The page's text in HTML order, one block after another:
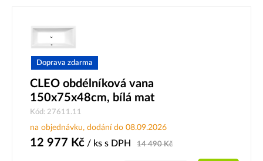
Doprava zdarma
CLEO obdélníková vana
150x75x48cm, bílá mat
Kód: 27611.11
na objednávku, dodání do 08.09.2026
12 977 Kč / ks s DPH 14 490Kč